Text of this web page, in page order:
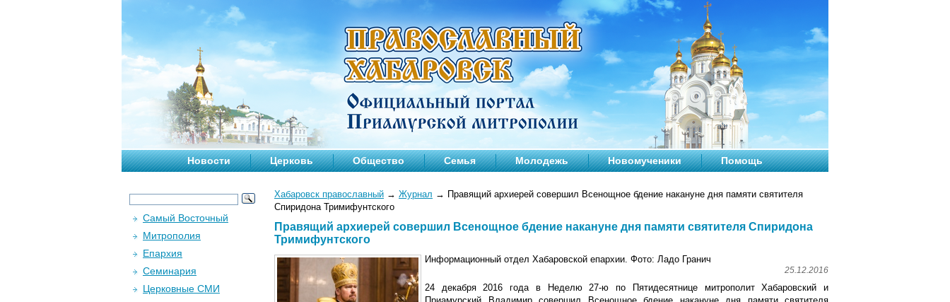
Новости Церковь Общество Семья Молодежь Новомученики Помощь
Хабаровск православный → Журнал → Правящий архиерей совершил Всенощное бдение накануне дня памяти святителя
Спиридона Тримифунтского
Правящий архиерей совершил Всенощное бдение накануне дня памяти святителя Спиридона
Тримифунтского
Информационный отдел Хабаровской епархии. Фото: Ладо Гранич
25.12.2016
24 декабря 2016 года в Неделю 27-ю по Пятидесятнице митрополит Хабаровский и
Самый Восточный
Митрополия
Епархия
Семинария
Церковные СМИ